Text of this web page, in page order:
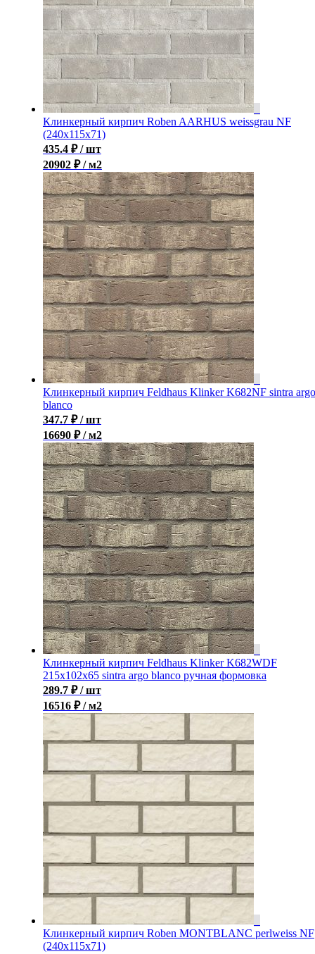
Клинкерный кирпич Roben AARHUS weissgrau NF
(240х115х71)
435.4 ₽ / шт
20902 ₽ / м2
Клинкерный кирпич Feldhaus Klinker K682NF sintra argo
blanco
347.7 ₽ / шт
16690 ₽ / м2
Клинкерный кирпич Feldhaus Klinker K682WDF
215x102x65 sintra argo blanco ручная формовка
289.7 ₽ / шт
16516 ₽ / м2
Клинкерный кирпич Roben MONTBLANC perlweiss NF
(240x115x71)